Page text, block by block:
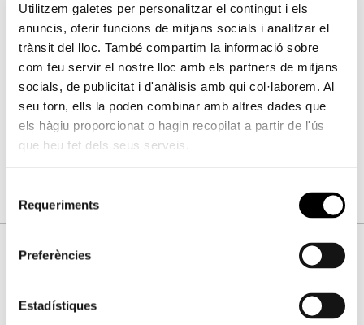
Utilitzem galetes per personalitzar el contingut i els
anuncis, oferir funcions de mitjans socials i analitzar el
trànsit del lloc. També compartim la informació sobre
com feu servir el nostre lloc amb els partners de mitjans
socials, de publicitat i d'anàlisis amb qui col·laborem. Al
seu torn, ells la poden combinar amb altres dades que
els hàgiu proporcionat o hagin recopilat a partir de l'ús
que heu fet dels seus serveis.
consentiment
Requeriments
Preferències
Estadístiques
Dins del programa de mediació cultural i artística, la
Fundació Bancaixa oferirà tallers didàctics gratuïts
vinculats amb l’exposició i dirigits a escolars, persones
amb diversitat funcional, persones en risc d’exclusió
social i persones majors, així com visites comentades
per a públic general i grups de la mà d’un expert
especialista en art i mediació cultural.
Per favor, accepte les cookies d'
estadístiques, màrqueting